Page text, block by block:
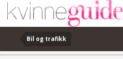
Bil og trafikk